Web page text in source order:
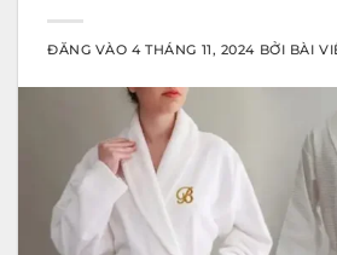
ĐĂNG VÀO4 THÁNG 11, 2024 BỞI BÀI